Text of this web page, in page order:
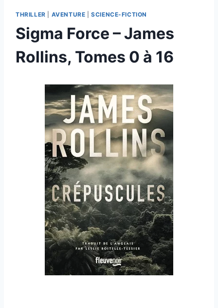
THRILLER AVENTURE |SCIENCE-FICTION
Sigma Force – James
Rollins, Tomes 0 à 16